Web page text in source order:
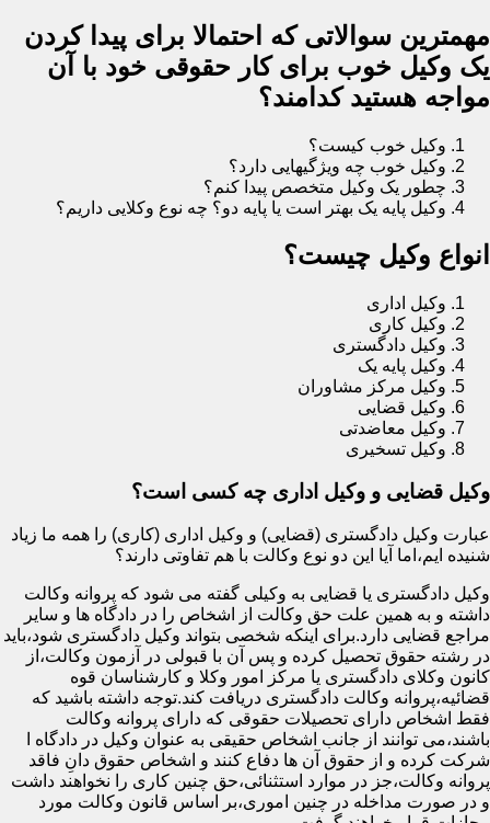
مهمترین سوالاتی که احتمالا برای پیدا کردن
یک وکیل خوب برای کار حقوقی خود با آن
مواجه هستید کدامند؟
وکیل خوب کیست؟
وکیل خوب چه ویژگیهایی دارد؟
چطور یک وکیل متخصص پیدا کنم؟
وکیل پایه یک بهتر است یا پایه دو؟ چه نوع وکلایی داریم؟
انواع وکیل چیست؟
وکیل اداری
وکیل کاری
وکیل دادگستری
وکیل پایه یک
وکیل مرکز مشاوران
وکیل قضایی
وکیل معاضدتی
وکیل تسخیری
وکیل قضایی و وکیل اداری چه کسی است؟
عبارت وکیل دادگستری (قضایی) و وکیل اداری (کاری) را همه ما زیاد
شنیده ایم،اما آیا این دو نوع وکالت با هم تفاوتی دارند؟
وکیل دادگستری یا قضایی به وکیلی گفته می شود که پروانه وکالت
داشته و به همین علت حق وکالت از اشخاص را در دادگاه ها و سایر
مراجع قضایی دارد.برای اینکه شخصی بتواند وکیل دادگستری شود،باید
در رشته حقوق تحصیل کرده و پس آن با قبولی در آزمون وکالت،از
کانون وکلای دادگستری یا مرکز امور وکلا و کارشناسان قوه
قضائیه،پروانه وکالت دادگستری دریافت کند.توجه داشته باشید که
فقط اشخاص دارای تحصیلات حقوقی که دارای پروانه وکالت
باشند،می توانند از جانب اشخاص حقیقی به عنوان وکیل در دادگاه ا
شرکت کرده و از حقوق آن ها دفاع کنند و اشخاص حقوق دانِ فاقد
پروانه وکالت،جز در موارد استثنائی،حق چنین کاری را نخواهند داشت
و در صورت مداخله در چنین اموری،بر اساس قانون وکالت مورد